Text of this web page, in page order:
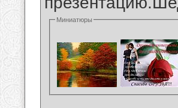
Миниатюры